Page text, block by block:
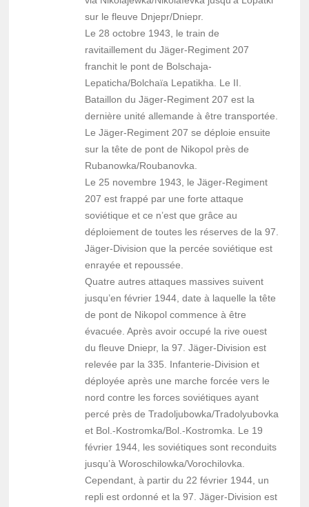
sur le fleuve Dnjepr/Dniepr.
Le 28 octobre 1943, le train de
ravitaillement du Jäger-Regiment 207
franchit le pont de Bolschaja-
Lepaticha/Bolchaïa Lepatikha. Le II.
Bataillon du Jäger-Regiment 207 est la
dernière unité allemande à être transportée.
Le Jäger-Regiment 207 se déploie ensuite
sur la tête de pont de Nikopol près de
Rubanowka/Roubanovka.
Le 25 novembre 1943, le Jäger-Regiment
207 est frappé par une forte attaque
soviétique et ce n’est que grâce au
déploiement de toutes les réserves de la 97.
Jäger-Division que la percée soviétique est
enrayée et repoussée.
Quatre autres attaques massives suivent
jusqu’en février 1944, date à laquelle la tête
de pont de Nikopol commence à être
évacuée. Après avoir occupé la rive ouest
du fleuve Dniepr, la 97. Jäger-Division est
relevée par la 335. Infanterie-Division et
déployée après une marche forcée vers le
nord contre les forces soviétiques ayant
percé près de Tradoljubowka/Tradolyubovka
et Bol.-Kostromka/Bol.-Kostromka. Le 19
février 1944, les soviétiques sont reconduits
jusqu’à Woroschilowka/Vorochilovka.
Cependant, à partir du 22 février 1944, un
repli est ordonné et la 97. Jäger-Division est